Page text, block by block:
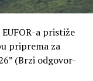
a pristiže
priprema za
(Brzi odgovor-